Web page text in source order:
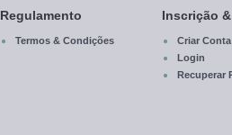
Regulamento
Termos & Condições
Inscrição
Criar Conta
Login
Recuperar